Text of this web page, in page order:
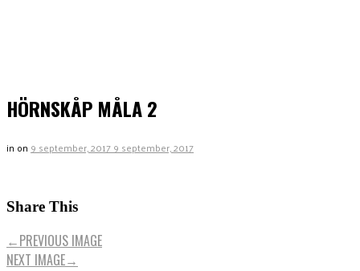
HÖRNSKÅP MÅLA 2
in on 9 september, 20179 september, 2017
Share This
←PREVIOUS IMAGE
NEXT IMAGE→